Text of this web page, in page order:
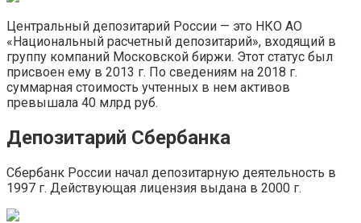
Центральный депозитарий России — это НКО АО
«Национальный расчетный депозитарий», входящий в
группу компаний Московской биржи. Этот статус был
присвоен ему в 2013 г. По сведениям на 2018 г.
суммарная стоимость учтенных в нем активов
превышала 40 млрд руб.
Депозитарий Сбербанка
Сбербанк России начал депозитарную деятельность в
1997 г. Действующая лицензия выдана в 2000 г.